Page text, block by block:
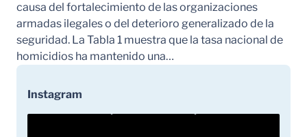
causa del fortalecimiento de las organizaciones
armadas ilegales o del deterioro generalizado de la
seguridad. La Tabla 1 muestra que la tasa nacional de
homicidios ha mantenido una…
Instagram